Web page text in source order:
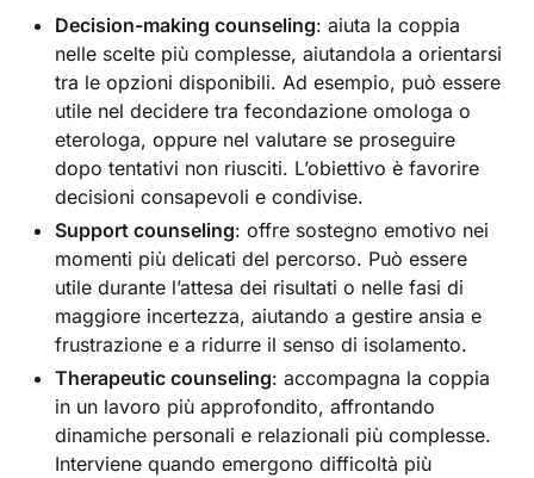
Decision-making counseling: aiuta la coppia
nelle scelte più complesse, aiutandola a orientarsi
tra le opzioni disponibili. Ad esempio, può essere
utile nel decidere tra fecondazione omologa o
eterologa, oppure nel valutare se proseguire
dopo tentativi non riusciti. L’obiettivo è favorire
decisioni consapevoli e condivise.
Support counseling: offre sostegno emotivo nei
momenti più delicati del percorso. Può essere
utile durante l’attesa dei risultati o nelle fasi di
maggiore incertezza, aiutando a gestire ansia e
frustrazione e a ridurre il senso di isolamento.
Therapeutic counseling: accompagna la coppia
in un lavoro più approfondito, affrontando
dinamiche personali e relazionali più complesse.
Interviene quando emergono difficoltà più